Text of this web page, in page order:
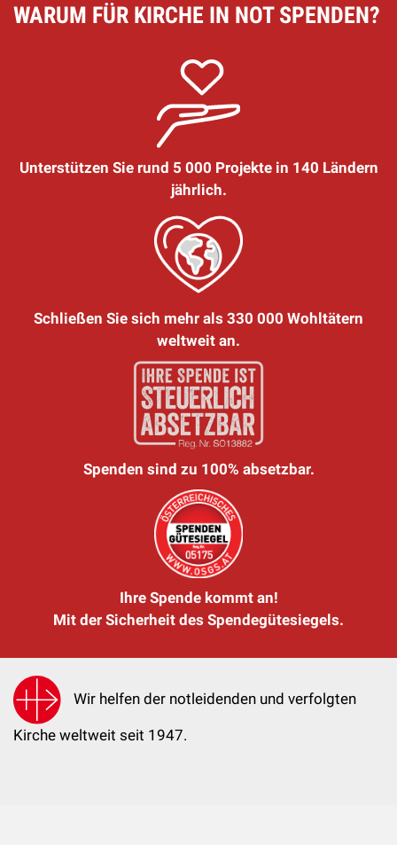
WARUM FÜR KIRCHE IN NOT SPENDEN?
Unterstützen Sie rund 5 000 Projekte in 140 Ländern
jährlich.
Schließen Sie sich mehr als 330 000 Wohltätern
weltweit an.
Spenden sind zu 100% absetzbar.
Ihre Spende kommt an!
Mit der Sicherheit des Spendegütesiegels.
Wir helfen der notleidenden und verfolgten
Kirche weltweit seit 1947.